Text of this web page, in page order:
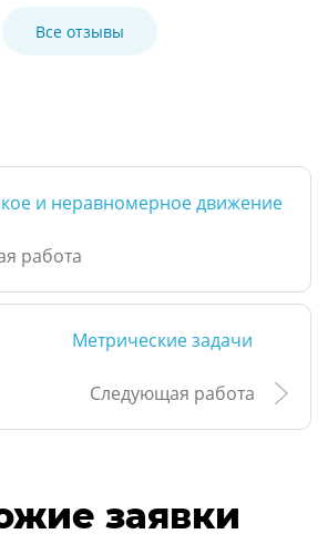
Все отзывы
и неравномерное движение
работа
Метрические задачи
Следующая работа
заявки